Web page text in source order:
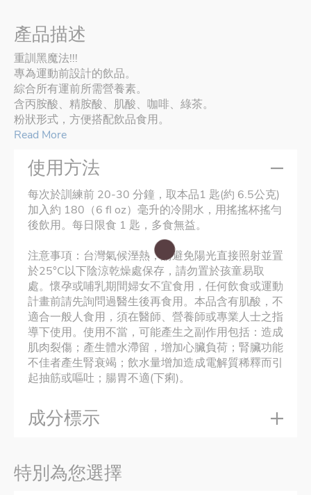
產品描述
重訓黑魔法!!!
專為運動前設計的飲品。
綜合所有運前所需營養素。
含丙胺酸、精胺酸、肌酸、咖啡、綠茶。
粉狀形式，方便搭配飲品食用。
Read More
使用方法
每次於訓練前 20-30 分鐘，取本品1 匙(約 6.5公克)
加入約 180（6 fl oz）毫升的冷開水，用搖搖杯搖勻
後飲用。每日限食 1 匙，多食無益。
注意事項：台灣氣候溼熱，請避免陽光直接照射並置
於25°C以下陰涼乾燥處保存，請勿置於孩童易取
處。懷孕或哺乳期間婦女不宜食用，任何飲食或運動
計畫前請先詢問過醫生後再食用。本品含有肌酸，不
適合一般人食用，須在醫師、營養師或專業人士之指
導下使用。使用不當，可能產生之副作用包括：造成
肌肉裂傷；產生體水滯留，增加心臟負荷；腎臟功能
不佳者產生腎衰竭；飲水量增加造成電解質稀釋而引
起抽筋或嘔吐；腸胃不適(下痢)。
成分標示
特別為您選擇